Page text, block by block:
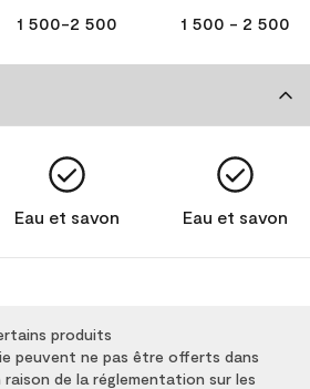
1 500-2 500 1 500 - 2 500
Eau et savon Eau et savon
produits
peuvent ne pas être offerts dans
de la réglementation sur les